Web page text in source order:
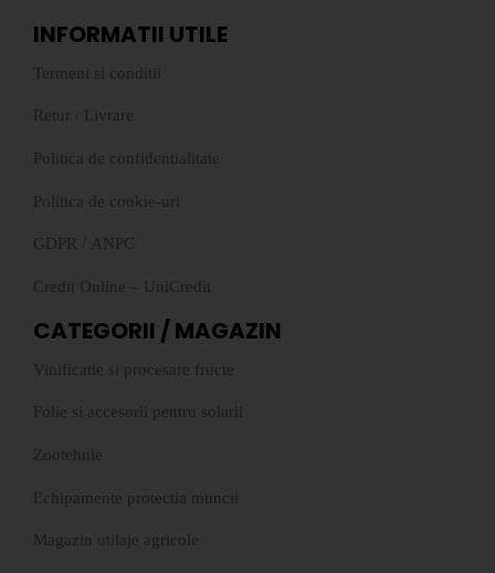
INFORMATII UTILE
Termeni si conditii
Retur Livrare
Politica de confidentialitate
Politica de cookie-uri
GDPR ANPC
Credit Online – UniCredit
CATEGORII / MAGAZIN
Vinificatie si procesare fructe
Folie si accesorii pentru solarii
Zootehnie
Echipamente protectia muncii
Magazin utilaje agricole